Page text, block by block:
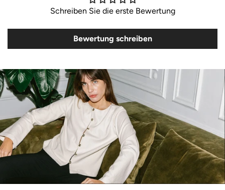
Schreiben Sie die erste Bewertung
Bewertung schreiben